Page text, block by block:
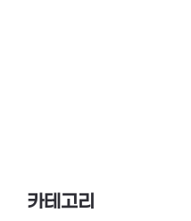
카테고리